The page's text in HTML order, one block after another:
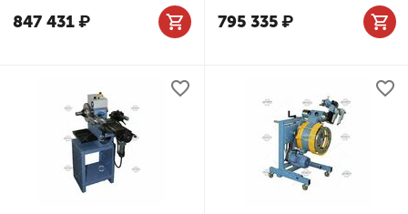
847 431₽ 795 335₽